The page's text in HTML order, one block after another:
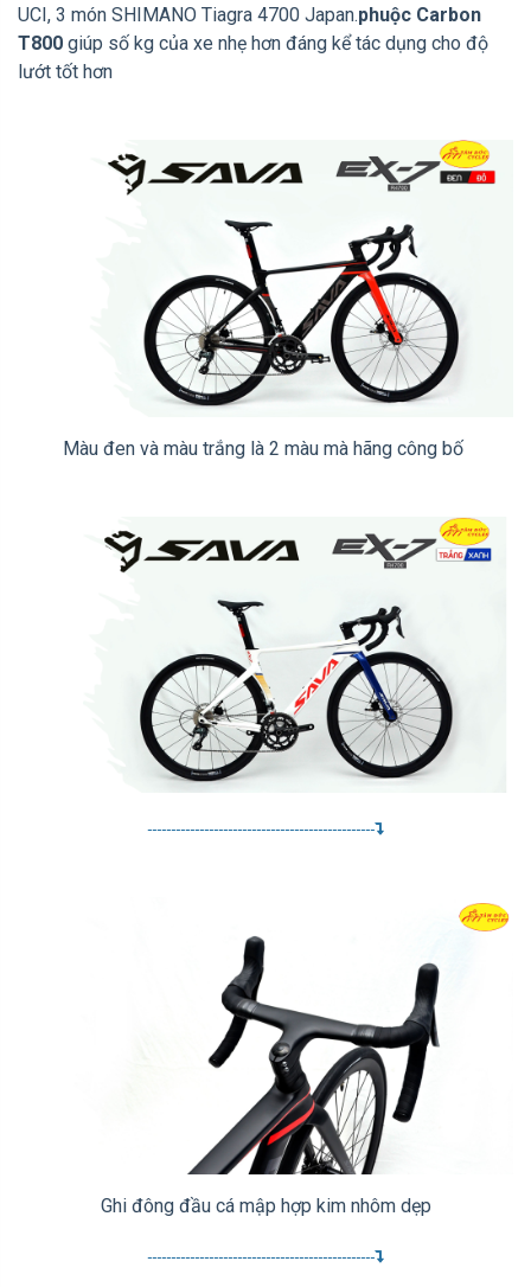
UCI, 3 món SHIMANO Tiagra 4700 Japan.phuộc Carbon
T800 giúp số kg của xe nhẹ hơn đáng kể tác dụng cho độ
lướt tốt hơn
Màu đen và màu trắng là 2 màu mà hãng công bố
------------------------------------------------
Ghi đông đầu cá mập hợp kim nhôm dẹp
------------------------------------------------